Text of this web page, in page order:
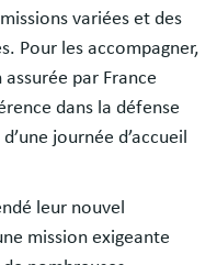
variées et des
Pour les accompagner,
par France
dans la défense
journée d’accueil
leur nouvel
mission exigeante